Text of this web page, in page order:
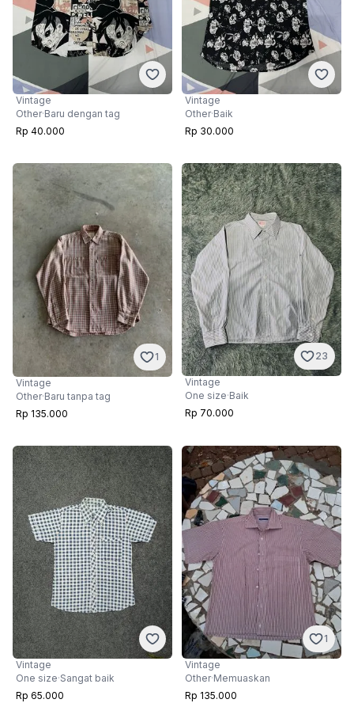
Vintage
Other·Baru dengan tag
Rp 40.000
Vintage
Other·Baik
Rp 30.000
1
Vintage
Other·Baru tanpa tag
Rp 135.000
23
Vintage
One size·Baik
Rp 70.000
Vintage
One size·Sangat baik
Rp 65.000
1
Vintage
Other·Memuaskan
Rp 135.000